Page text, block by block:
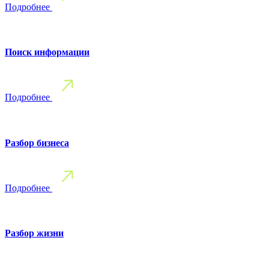
Подробнее
Поиск информации
Подробнее
Разбор бизнеса
Подробнее
Разбор жизни